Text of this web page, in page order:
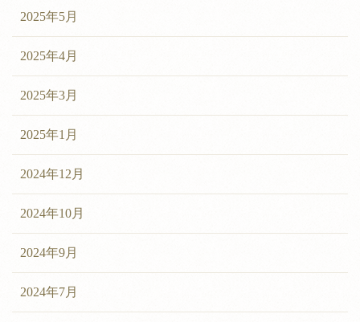
2025年5月
2025年4月
2025年3月
2025年1月
2024年12月
2024年10月
2024年9月
2024年7月